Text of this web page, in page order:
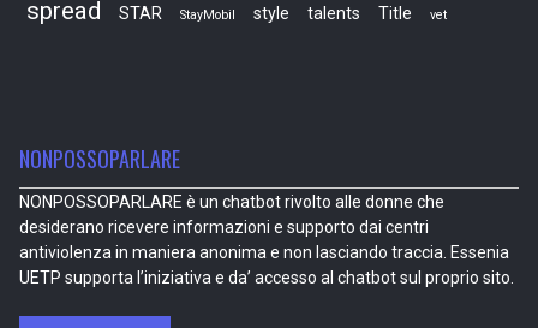
spread STAR StayMobil style talents Title vet
NONPOSSOPARLARE
NONPOSSOPARLARE è un chatbot rivolto alle donne che
desiderano ricevere informazioni e supporto dai centri
antiviolenza in maniera anonima e non lasciando traccia. Essenia
UETP supporta l’iniziativa e da’ accesso al chatbot sul proprio sito.